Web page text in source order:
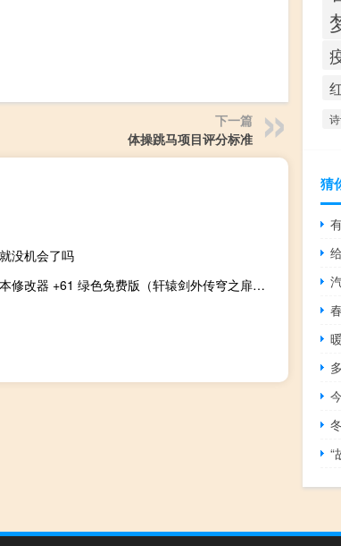
下一篇
体操跳马项目评分标准
没机会了吗
轩辕剑外传穹之扉全版本修改器 +61 绿色免费版（轩辕剑外传穹之扉全版本修改器 +61 绿色免费版功能简介）
猜
“